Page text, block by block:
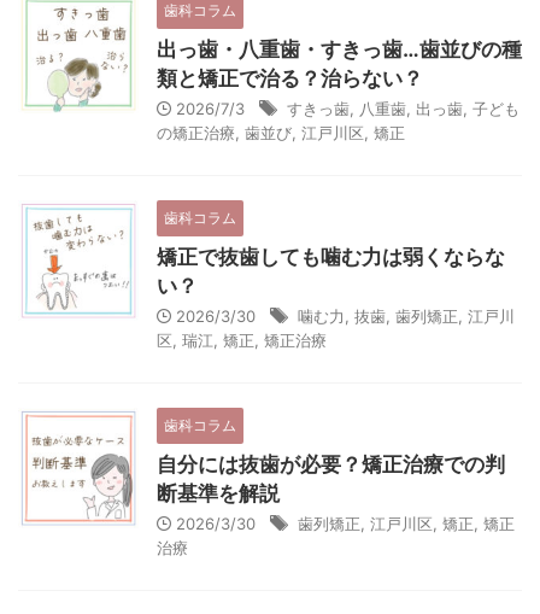
歯科コラム
出っ歯・八重歯・すきっ歯…歯並びの種
類と矯正で治る？治らない？
2026/7/3 すきっ歯 八重歯 出っ歯 子ども
の矯正治療 歯並び 江戸川区 矯正
歯科コラム
矯正で抜歯しても噛む力は弱くならな
い？
2026/3/30 噛む力 抜歯 歯列矯正 江戸川
区 瑞江 矯正 矯正治療
歯科コラム
自分には抜歯が必要？矯正治療での判
断基準を解説
2026/3/30 歯列矯正 江戸川区 矯正 矯正
治療